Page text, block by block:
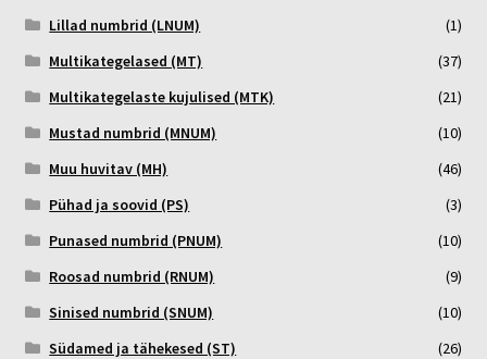
Lillad numbrid (LNUM)
(1)
Multikategelased (MT)
(37)
Multikategelaste kujulised (MTK)
(21)
Mustad numbrid (MNUM)
(10)
Muu huvitav (MH)
(46)
Pühad ja soovid (PS)
(3)
Punased numbrid (PNUM)
(10)
Roosad numbrid (RNUM)
(9)
Sinised numbrid (SNUM)
(10)
Südamed ja tähekesed (ST)
(26)